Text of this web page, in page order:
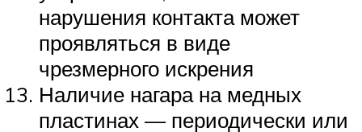
нарушения контакта может
проявляться в виде
чрезмерного искрения
Наличие нагара на медных
пластинах — периодически или